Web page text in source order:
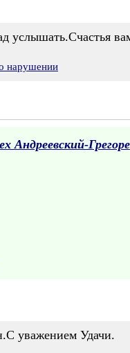
услышать.Счастья
нарушении
Андреевский-Грегоре
уважением Удачи.